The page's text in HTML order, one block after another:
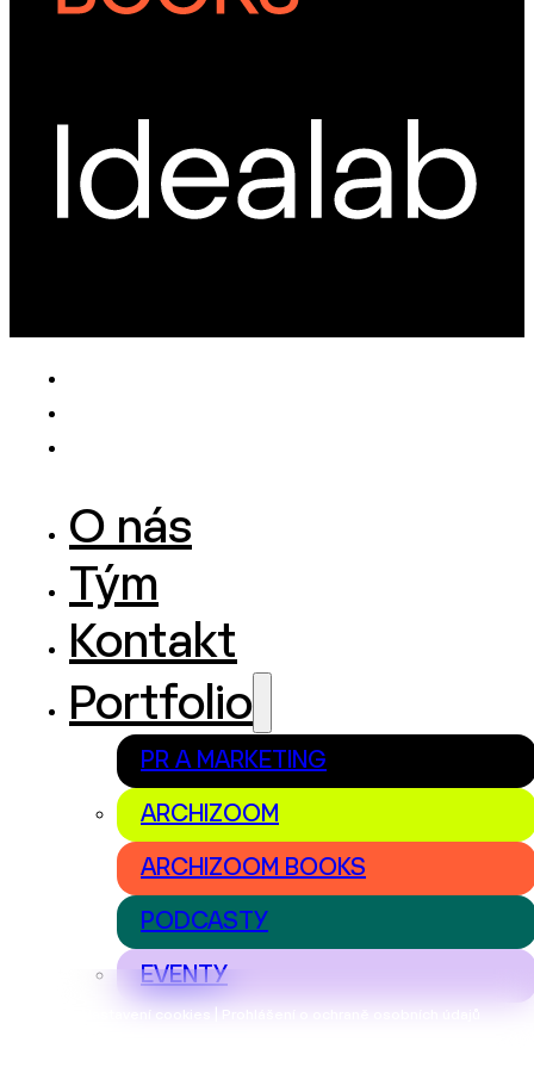
Nastavení cookies | Prohlášení o ochraně osobních údajů
O nás
Tým
Kontakt
Portfolio
PR A MARKETING
ARCHIZOOM
ARCHIZOOM BOOKS
PODCASTY
EVENTY